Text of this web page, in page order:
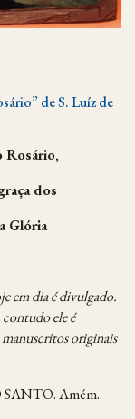
de S. Luíz de
Rosário,
dos
Glória
em dia é divulgado.
contudo ele é
manuscritos originais
SANTO. Amém.